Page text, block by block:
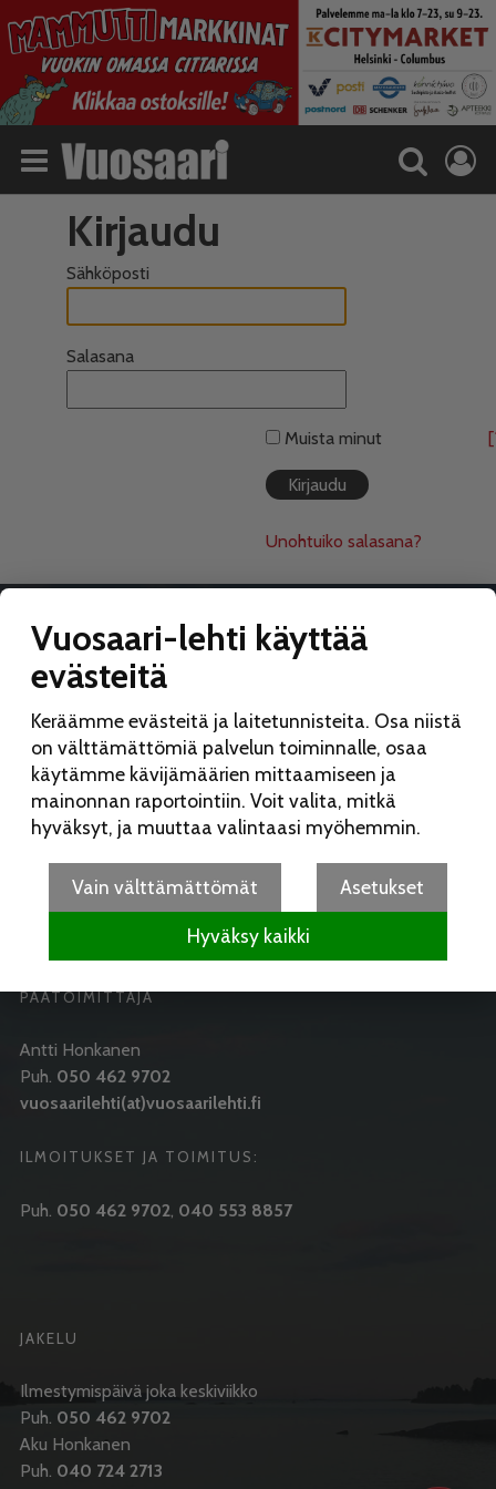
Kirjaudu
Sähköposti
Salasana
Muista minut
Unohtuiko salasana?
VUOSAARI-LEHTI
Toimitus:
Vuosaari-lehti
Merikorttikuja 6 E
00960 Helsinki
Puh:
050 462 9702
vuosaarilehti(at)vuosaarilehti.fi
PÄÄTOIMITTAJA
Antti Honkanen
Puh. 050 462 9702
vuosaarilehti(at)vuosaarilehti.fi
ILMOITUKSET JA TOIMITUS:
Puh. 050 462 9702, 040 553 8857
JAKELU
Ilmestymispäivä joka keskiviikko
Puh. 050 462 9702
Aku Honkanen
Puh. 040 724 2713
Vuosaari-lehti käyttää
evästeitä
Keräämme evästeitä ja laitetunnisteita. Osa niistä
on välttämättömiä palvelun toiminnalle, osaa
käytämme kävijämäärien mittaamiseen ja
mainonnan raportointiin. Voit valita, mitkä
hyväksyt, ja muuttaa valintaasi myöhemmin.
Vain välttämättömät Asetukset
Hyväksy kaikki